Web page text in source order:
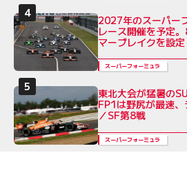
2027年のスーパー
レース開催を予定
マーブレイクを設定
スーパーフォーミュラ
東北大会が猛暑の
FP1は野尻が最速
／SF第8戦
スーパーフォーミュラ